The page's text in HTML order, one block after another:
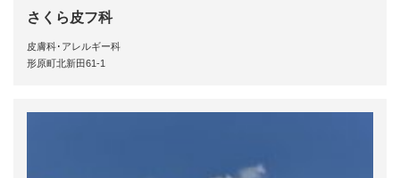
さくら皮フ科
皮膚科･アレルギー科
形原町北新田61-1